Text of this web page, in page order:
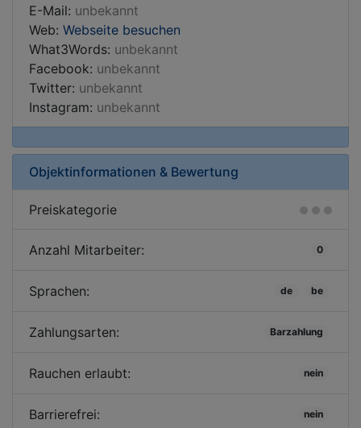
E-Mail: unbekannt
Web: Webseite besuchen
What3Words: unbekannt
Facebook: unbekannt
Twitter: unbekannt
Instagram: unbekannt
Objektinformationen & Bewertung
Preiskategorie
Anzahl Mitarbeiter: 0
Sprachen: de be
Zahlungsarten: Barzahlung
Rauchen erlaubt: nein
Barrierefrei: nein